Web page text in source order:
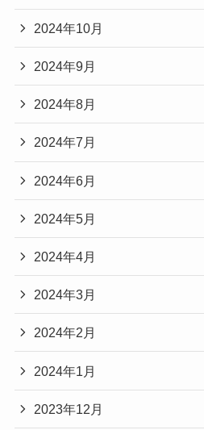
2024年10月
2024年9月
2024年8月
2024年7月
2024年6月
2024年5月
2024年4月
2024年3月
2024年2月
2024年1月
2023年12月